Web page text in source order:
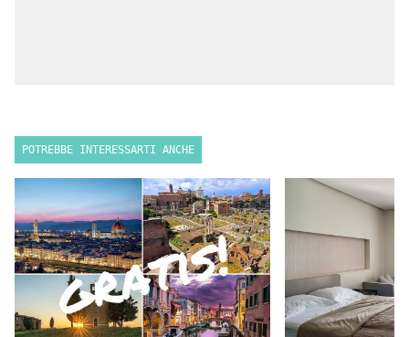
POTREBBE INTERESSARTI ANCHE